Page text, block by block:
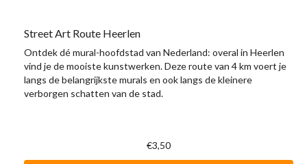
Street Art Route Heerlen
Ontdek dé mural-hoofdstad van Nederland: overal in Heerlen
vind je de mooiste kunstwerken. Deze route van 4 km voert je
langs de belangrijkste murals en ook langs de kleinere
verborgen schatten van de stad.
€3,50